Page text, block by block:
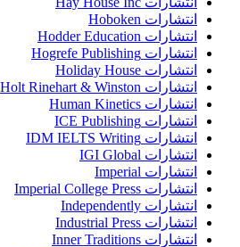
انتشارات Hoboken
انتشارات Hodder Education
انتشارات Hogrefe Publishing
انتشارات Holiday House
انتشارات Holt Rinehart & Winston
انتشارات Human Kinetics
انتشارات ICE Publishing
انتشارات IDM IELTS Writing
انتشارات IGI Global
انتشارات Imperial
انتشارات Imperial College Press
انتشارات Independently
انتشارات Industrial Press
انتشارات Inner Traditions